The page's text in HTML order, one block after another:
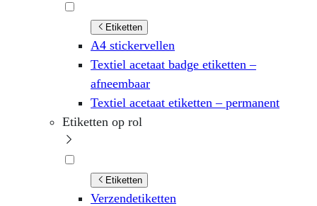
Etiketten
A4 stickervellen
Textiel acetaat badge etiketten –
afneembaar
Textiel acetaat etiketten – permanent
Etiketten op rol
Etiketten
Verzendetiketten